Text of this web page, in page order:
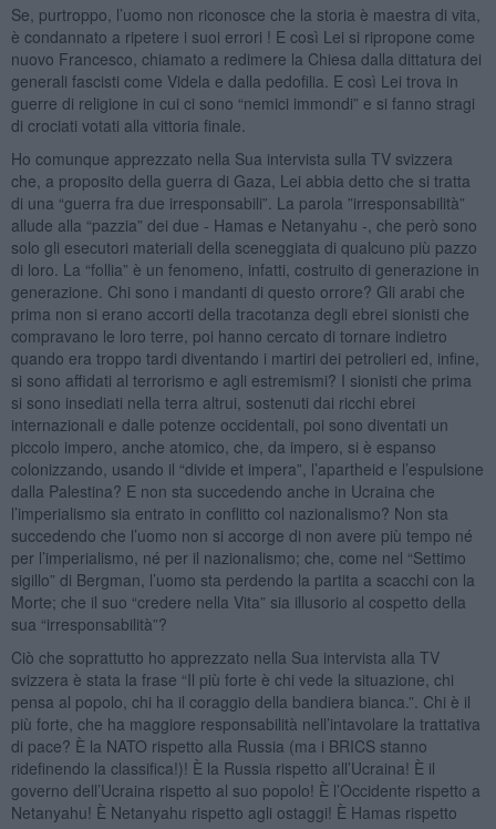
Se, purtroppo, l’uomo non riconosce che la storia è maestra di vita,
è condannato a ripetere i suoi errori ! E così Lei si ripropone come
nuovo Francesco, chiamato a redimere la Chiesa dalla dittatura dei
generali fascisti come Videla e dalla pedofilia. E così Lei trova in
guerre di religione in cui ci sono “nemici immondi” e si fanno stragi
di crociati votati alla vittoria finale.
Ho comunque apprezzato nella Sua intervista sulla TV svizzera
che, a proposito della guerra di Gaza, Lei abbia detto che si tratta
di una “guerra fra due irresponsabili”. La parola ”irresponsabilità”
allude alla “pazzia” dei due - Hamas e Netanyahu -, che però sono
solo gli esecutori materiali della sceneggiata di qualcuno più pazzo
di loro. La “follia” è un fenomeno, infatti, costruito di generazione in
generazione. Chi sono i mandanti di questo orrore? Gli arabi che
prima non si erano accorti della tracotanza degli ebrei sionisti che
compravano le loro terre, poi hanno cercato di tornare indietro
quando era troppo tardi diventando i martiri dei petrolieri ed, infine,
si sono affidati al terrorismo e agli estremismi? I sionisti che prima
si sono insediati nella terra altrui, sostenuti dai ricchi ebrei
internazionali e dalle potenze occidentali, poi sono diventati un
piccolo impero, anche atomico, che, da impero, si è espanso
colonizzando, usando il “divide et impera”, l’apartheid e l’espulsione
dalla Palestina? E non sta succedendo anche in Ucraina che
l’imperialismo sia entrato in conflitto col nazionalismo? Non sta
succedendo che l’uomo non si accorge di non avere più tempo né
per l’imperialismo, né per il nazionalismo; che, come nel “Settimo
sigillo” di Bergman, l’uomo sta perdendo la partita a scacchi con la
Morte; che il suo “credere nella Vita” sia illusorio al cospetto della
sua “irresponsabilità”?
Ciò che soprattutto ho apprezzato nella Sua intervista alla TV
svizzera è stata la frase “Il più forte è chi vede la situazione, chi
pensa al popolo, chi ha il coraggio della bandiera bianca.”. Chi è il
più forte, che ha maggiore responsabilità nell’intavolare la trattativa
di pace? È la NATO rispetto alla Russia (ma i BRICS stanno
ridefinendo la classifica!)! È la Russia rispetto all’Ucraina! È il
governo dell’Ucraina rispetto al suo popolo! È l’Occidente rispetto a
Netanyahu! È Netanyahu rispetto agli ostaggi! È Hamas rispetto